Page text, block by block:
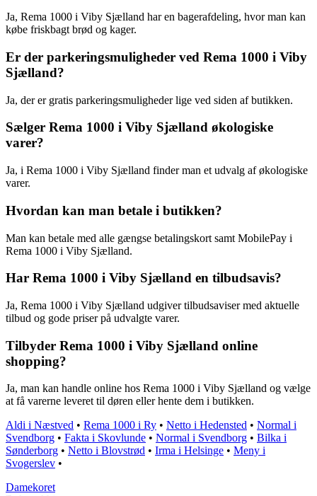
Ja, Rema 1000 i Viby Sjælland har en bagerafdeling, hvor man kan
købe friskbagt brød og kager.
Er der parkeringsmuligheder ved Rema 1000 i Viby
Sjælland?
Ja, der er gratis parkeringsmuligheder lige ved siden af butikken.
Sælger Rema 1000 i Viby Sjælland økologiske
varer?
Ja, i Rema 1000 i Viby Sjælland finder man et udvalg af økologiske
varer.
Hvordan kan man betale i butikken?
Man kan betale med alle gængse betalingskort samt MobilePay i
Rema 1000 i Viby Sjælland.
Har Rema 1000 i Viby Sjælland en tilbudsavis?
Ja, Rema 1000 i Viby Sjælland udgiver tilbudsaviser med aktuelle
tilbud og gode priser på udvalgte varer.
Tilbyder Rema 1000 i Viby Sjælland online
shopping?
Ja, man kan handle online hos Rema 1000 i Viby Sjælland og vælge
at få varerne leveret til døren eller hente dem i butikken.
Aldi i Næstved • Rema 1000 i Ry • Netto i Hedensted • Normal i
Svendborg • Fakta i Skovlunde • Normal i Svendborg • Bilka i
Sønderborg • Netto i Blovstrød • Irma i Helsinge • Meny i
Svogerslev •
Damekoret